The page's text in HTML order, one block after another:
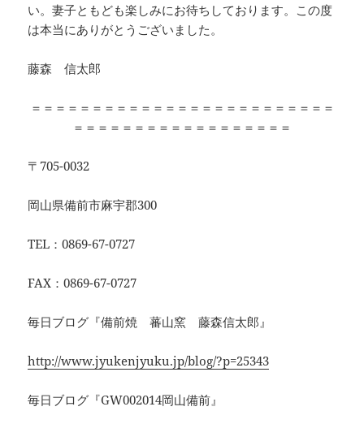
い。妻子ともども楽しみにお待ちしております。この度
は本当にありがとうございました。
藤森 信太郎
＝＝＝＝＝＝＝＝＝＝＝＝＝＝＝＝＝＝＝＝＝＝＝＝＝
＝＝＝＝＝＝＝＝＝＝＝＝＝＝＝＝＝＝
〒705-0032
岡山県備前市麻宇郡300
TEL：0869-67-0727
FAX：0869-67-0727
毎日ブログ『備前焼 蕃山窯 藤森信太郎』
http://www.jyukenjyuku.jp/blog/?p=25343
毎日ブログ『GW002014岡山備前』